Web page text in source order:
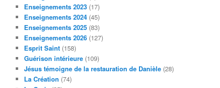
Enseignements 2023 (17)
Enseignements 2024 (45)
Enseignements 2025 (83)
Enseignements 2026 (127)
Esprit Saint (158)
Guérison intérieure (109)
Jésus témoigne de la restauration de Danièle (28)
La Création (74)